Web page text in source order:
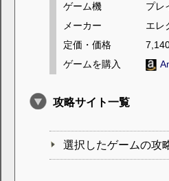
ゲーム機
プレ
メーカー
エレ
定価・価格
ゲームを購入
攻略サイト一覧
選択したゲームの攻